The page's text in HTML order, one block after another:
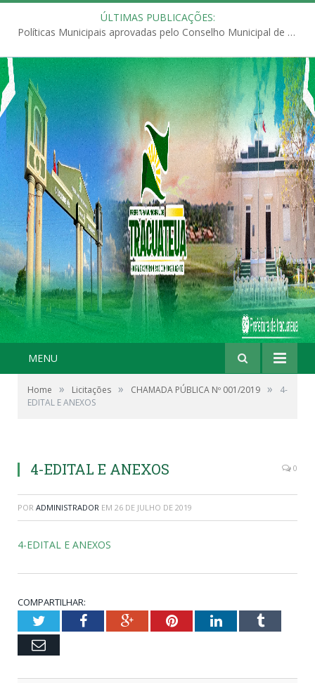
ÚLTIMAS PUBLICAÇÕES:
Políticas Municipais aprovadas pelo Conselho Municipal de Educação (CME)
MENU
Home » Licitações » CHAMADA PÚBLICA Nº 001/2019 »
4-
EDITAL E ANEXOS
4-EDITAL E ANEXOS 0
POR ADMINISTRADOR EM 26 DE JULHO DE 2019
4-EDITAL E ANEXOS
COMPARTILHAR:
TwitterFacebookGoogle+PinterestLinkedInTumblr
Email